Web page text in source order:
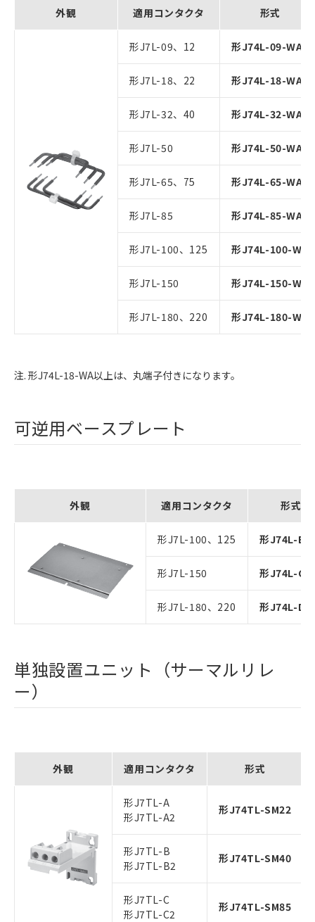
外観 適用コンタクタ 形式
形J7L-09、12 形J74L-09-WA
形J7L-18、22 形J74L-18-WA
形J7L-32、40 形J74L-32-WA
形J7L-50 形J74L-50-WA
形J7L-65、75 形J74L-65-WA
形J7L-85 形J74L-85-WA
形J7L-100、125 形J74L-100-WA
形J7L-150 形J74L-150-WA
形J7L-180、220 形J74L-180-WA
注. 形J74L-18-WA以上は、丸端子付きになります。
可逆用ベースプレート
外観 適用コンタクタ 形式
形J7L-100、125 形J74L-B-
形J7L-150 形J74L-C-
形J7L-180、220 形J74L-D-
単独設置ユニット（サーマルリレ
ー）
外観 適用コンタクタ 形式
形J7TL-A
形J7TL-A2
形J74TL-SM22
形J7TL-B
形J7TL-B2
形J74TL-SM40
形J7TL-C
形J7TL-C2
形J74TL-SM85